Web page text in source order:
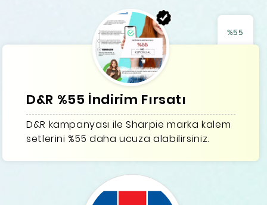
%55
D&R %55 İndirim Fırsatı
D&R kampanyası ile Sharpie marka kalem
setlerini %55 daha ucuza alabilirsiniz.